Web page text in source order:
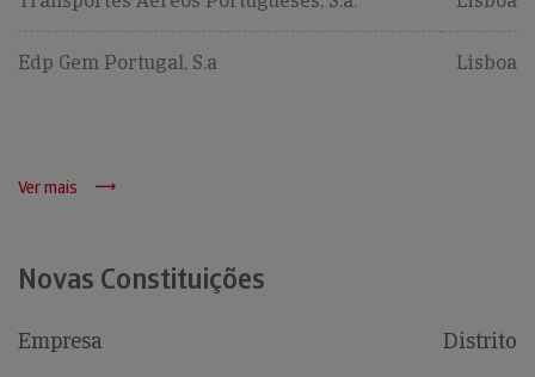
Edp Gem Portugal, S.a Lisboa
Ver mais
Novas Constituições
Empresa Distrito